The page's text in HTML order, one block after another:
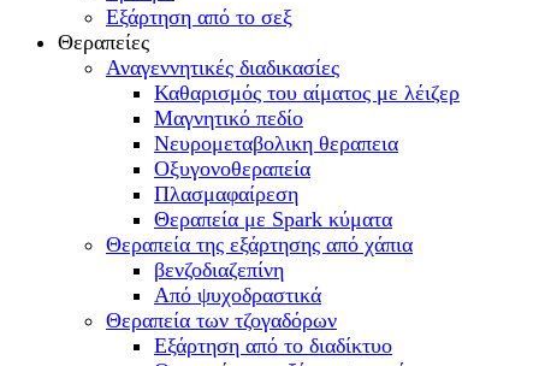
Εξάρτηση από το σεξ
Θεραπείες
Αναγεννητικές διαδικασίες
Καθαρισμός του αίματος με λέιζερ
Μαγνητικό πεδίο
Νευρομεταβολικη θεραπεια
Οξυγονοθεραπεία
Πλασμαφαίρεση
Θεραπεία με Spark κύματα
Θεραπεία της εξάρτησης από χάπια
βενζοδιαζεπίνη
Από ψυχοδραστικά
Θεραπεία των τζογαδόρων
Εξάρτηση από το διαδίκτυο